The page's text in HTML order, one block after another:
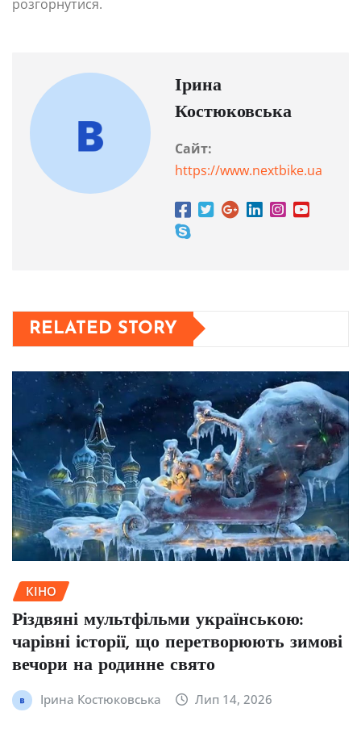
розгорнутися.
Ірина
Костюковська
Сайт:
https://www.nextbike.ua
RELATED STORY
КІНО
Різдвяні мультфільми українською:
чарівні історії, що перетворюють зимові
вечори на родинне свято
Ірина Костюковська Лип 14, 2026